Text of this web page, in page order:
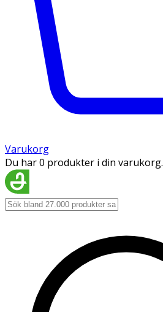
Varukorg
Du har 0 produkter i din varukorg.